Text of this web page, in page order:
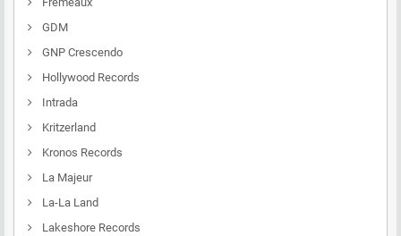
GDM
GNP Crescendo
Hollywood Records
Intrada
Kritzerland
Kronos Records
La Majeur
La-La Land
Lakeshore Records